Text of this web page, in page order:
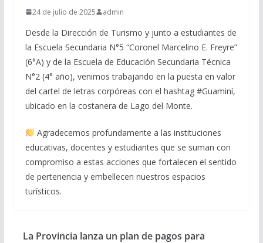
24 de julio de 2025 admin
Desde la Dirección de Turismo y junto a estudiantes de
la Escuela Secundaria N°5 “Coronel Marcelino E. Freyre”
(6°A) y de la Escuela de Educación Secundaria Técnica
N°2 (4° año), venimos trabajando en la puesta en valor
del cartel de letras corpóreas con el hashtag #Guaminí,
ubicado en la costanera de Lago del Monte.
Agradecemos profundamente a las instituciones
educativas, docentes y estudiantes que se suman con
compromiso a estas acciones que fortalecen el sentido
de pertenencia y embellecen nuestros espacios
turísticos.
La Provincia lanza un plan de pagos para